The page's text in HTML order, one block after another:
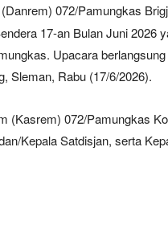
072/Pamungkas
17-an Bulan Juni 2026
Upacara
Sleman, Rabu (17/6/2026).
(Kasrem) 072/Pamungkas
Kepala Satdisjan, serta